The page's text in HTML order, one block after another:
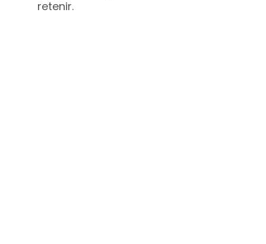
retenir.